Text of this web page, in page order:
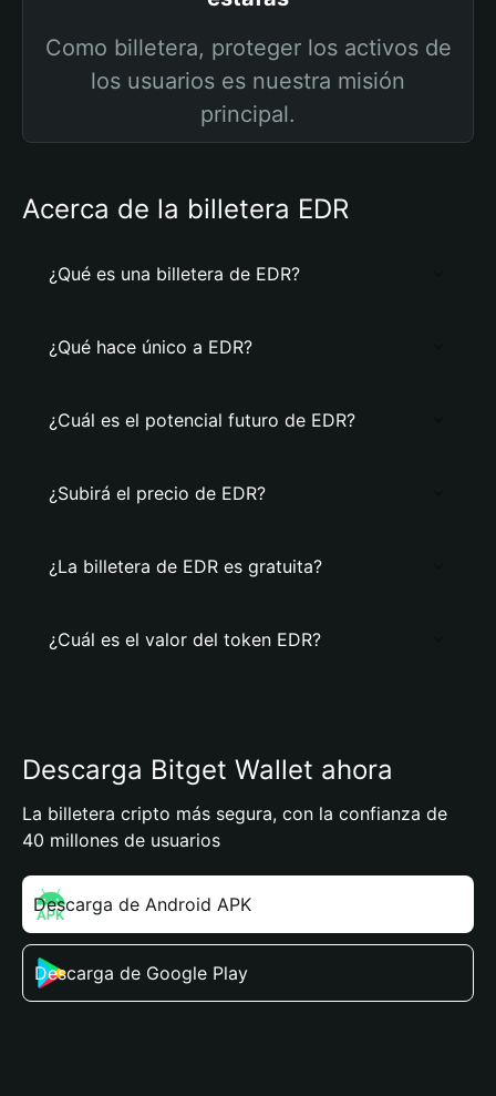
Como billetera, proteger los activos de
los usuarios es nuestra misión
principal.
Acerca de la billetera EDR
¿Qué es una billetera de EDR?
¿Qué hace único a EDR?
¿Cuál es el potencial futuro de EDR?
¿Subirá el precio de EDR?
¿La billetera de EDR es gratuita?
¿Cuál es el valor del token EDR?
Descarga Bitget Wallet ahora
La billetera cripto más segura, con la confianza de
40 millones de usuarios
Descarga de Android APK
Descarga de Google Play